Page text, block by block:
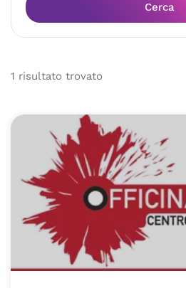
Cerca
1 risultato trovato